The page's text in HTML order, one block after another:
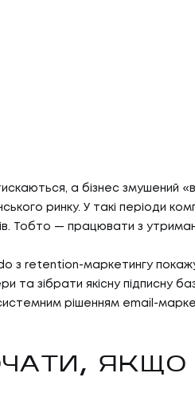
а бізнес змушений
ринку. У такі періоди
Тобто — працювати з
з retention-маркетингу
та зібрати якісну підписну
рішенням email-
ЯКЩО